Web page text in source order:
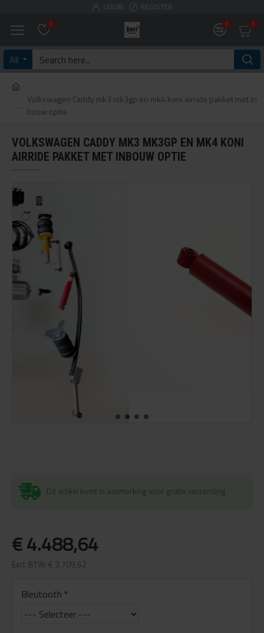
LOGIN REGISTER
0 0 0
All
Volkswagen Caddy mk3 mk3gp en mk4 koni airride pakket met in
bouw optie
VOLKSWAGEN CADDY MK3 MK3GP EN MK4 KONI
AIRRIDE PAKKET MET INBOUW OPTIE
Dit artikel komt in aanmerking voor gratis verzending
€ 4.488,64
Excl. BTW: € 3.709,62
Bleutooth